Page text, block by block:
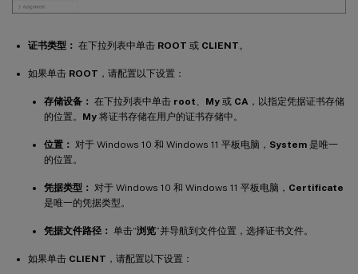
证书类型： 在下拉列表中单击 ROOT 或 CLIENT 。
如果单击 ROOT ，请配置以下设置：
存储设备： 在下拉列表中单击 root My 或 CA ，以指定凭据证书存储
的位置。 My 将证书存储在用户的证书存储中。
位置： 对于 Windows 10 和 Windows 11 平板电脑， System 是唯一
的位置。
凭据类型： 对于 Windows 10 和 Windows 11 平板电脑， Certificate
是唯一的凭据类型。
凭据文件路径： 单击“浏览”并导航到文件位置，选择证书文件。
如果单击 CLIENT ，请配置以下设置：